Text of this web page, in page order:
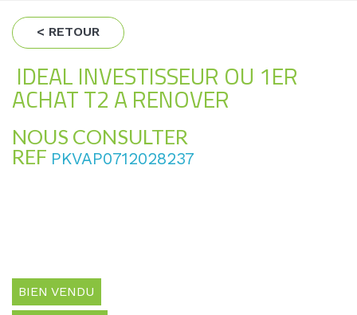
< RETOUR
IDEAL INVESTISSEUR OU 1ER
ACHAT T2 A RENOVER
NOUS CONSULTER
REF PKVAP0712028237
BIEN VENDU